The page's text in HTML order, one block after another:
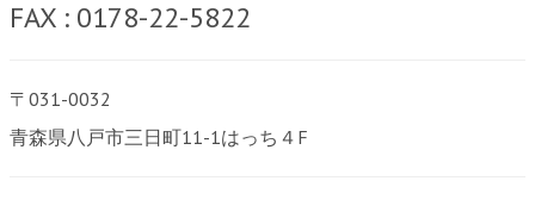
FAX : 0178-22-5822
〒031-0032
青森県八戸市三日町11-1はっち４F